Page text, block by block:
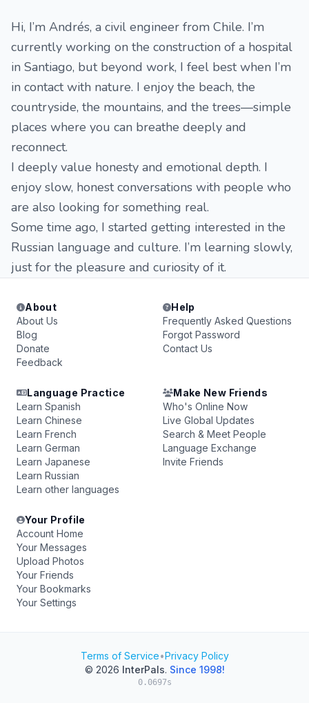
Hi, I’m Andrés, a civil engineer from Chile. I’m
currently working on the construction of a hospital
in Santiago, but beyond work, I feel best when I’m
in contact with nature. I enjoy the beach, the
countryside, the mountains, and the trees—simple
places where you can breathe deeply and
reconnect.
I deeply value honesty and emotional depth. I
enjoy slow, honest conversations with people who
are also looking for something real.
Some time ago, I started getting interested in the
Russian language and culture. I’m learning slowly,
just for the pleasure and curiosity of it.
About
About Us
Blog
Donate
Feedback
Help
Frequently Asked Questions
Forgot Password
Contact Us
Language Practice
Learn Spanish
Learn Chinese
Learn French
Learn German
Learn Japanese
Learn Russian
Learn other languages
Make New Friends
Who's Online Now
Live Global Updates
Search & Meet People
Language Exchange
Invite Friends
Your Profile
Account Home
Your Messages
Upload Photos
Your Friends
Your Bookmarks
Your Settings
Terms of Service•Privacy Policy
© 2026 InterPals. Since 1998!
0.0697s